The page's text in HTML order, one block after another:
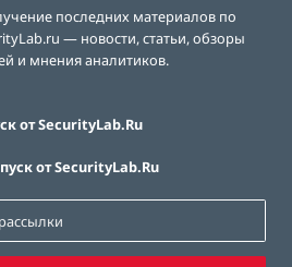
последних материалов по
— новости, статьи, обзоры
и мнения аналитиков.
от SecurityLab.Ru
от SecurityLab.Ru